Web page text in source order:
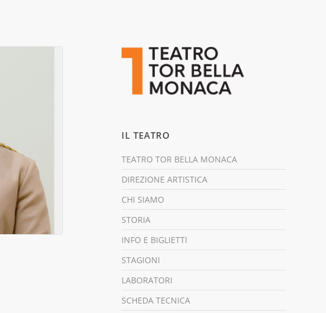
IL TEATRO
TEATRO TOR BELLA MONACA
DIREZIONE ARTISTICA
CHI SIAMO
STORIA
INFO E BIGLIETTI
STAGIONI
LABORATORI
SCHEDA TECNICA